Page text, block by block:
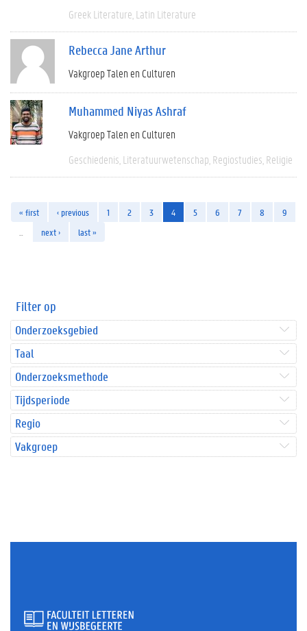
Greek Literature Latin Literature
Rebecca Jane Arthur
Vakgroep Talen en Culturen
Muhammed Niyas Ashraf
Vakgroep Talen en Culturen
Geschiedenis Literatuurwetenschap Regiostudies Religie
« first ‹ previous 1 2 3 4 5 6 7 8
9
next › last »
Filter op
Onderzoeksgebied
Taal
Onderzoeksmethode
Tijdsperiode
Regio
Vakgroep